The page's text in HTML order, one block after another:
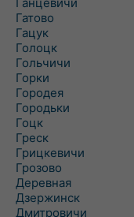
Гатово
Гацук
Голоцк
Гольчичи
Горки
Городея
Городьки
Гоцк
Греск
Грицкевичи
Грозово
Деревная
Дзержинск
Дмитровичи